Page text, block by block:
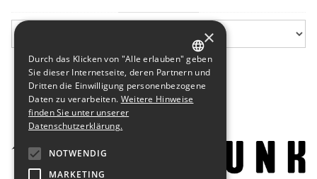
GERMAN
ENGLISH
×
Durch das Klicken von "Alle erlauben" geben
Sie dieser Internetseite, deren Partnern und
Dritten die Einwilligung personenbezogene
Daten zu verarbeiten. Weitere Hinweise
finden Sie unter unserer
Datenschutzerklärung.
NOTWENDIG
MARKETING